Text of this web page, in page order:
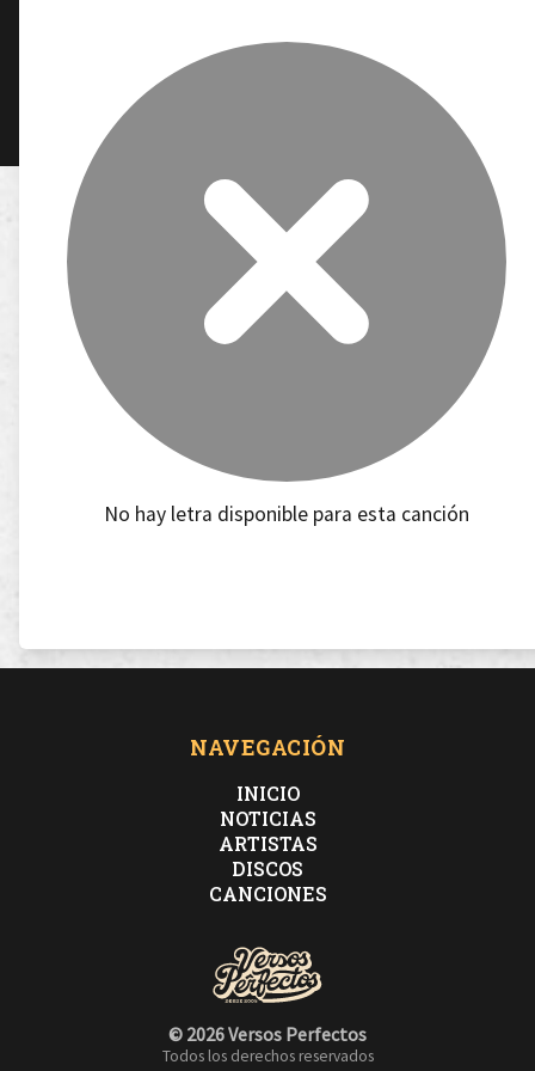
No hay letra disponible para esta canción
NAVEGACIÓN
INICIO
NOTICIAS
ARTISTAS
DISCOS
CANCIONES
© 2026 Versos Perfectos
Todos los derechos reservados